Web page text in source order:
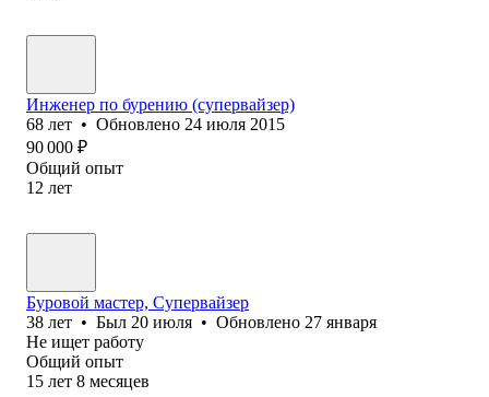
Инженер по бурению (супервайзер)
68 лет • Обновлено 24 июля 2015
90 000 ₽
Общий опыт
12 лет
Буровой мастер, Супервайзер
38 лет • Был 20 июля • Обновлено 27 января
Не ищет работу
Общий опыт
15 лет 8 месяцев